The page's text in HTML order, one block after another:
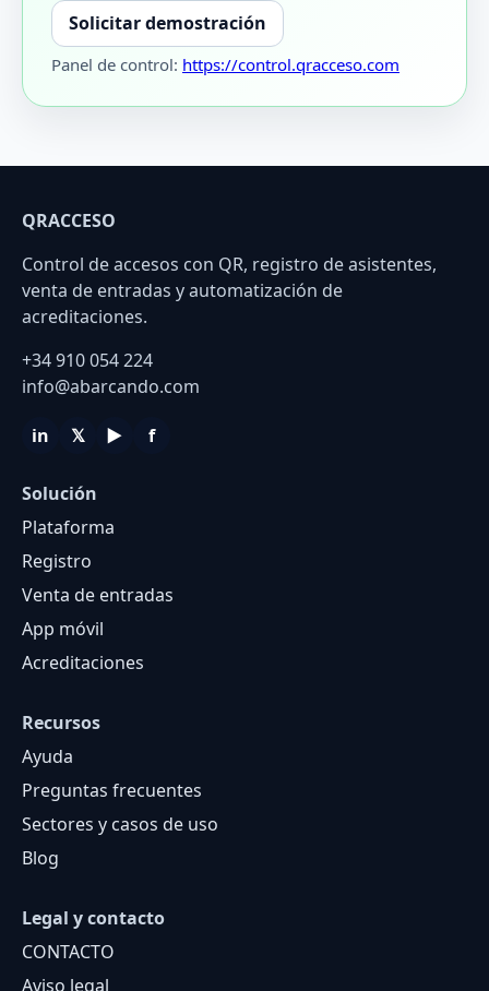
Solicitar demostración
Panel de control: https://control.qracceso.com
QRACCESO
Control de accesos con QR, registro de asistentes,
venta de entradas y automatización de
acreditaciones.
+34 910 054 224
info@abarcando.com
in 𝕏 ▶ f
Solución
Plataforma
Registro
Venta de entradas
App móvil
Acreditaciones
Recursos
Ayuda
Preguntas frecuentes
Sectores y casos de uso
Blog
Legal y contacto
CONTACTO
Aviso legal